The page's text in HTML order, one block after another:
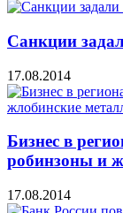
Санкции
17.08.2014
Бизнес в
робинзоны и
17.08.2014